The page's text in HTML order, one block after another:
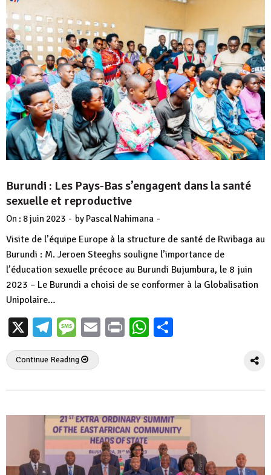
Burundi : Les Pays-Bas s’engagent dans la santé
sexuelle et reproductive
On : 8 juin 2023 - by Pascal Nahimana -
Visite de l’équipe Europe à la structure de santé de Rwibaga au
Burundi : M. Jeroen Steeghs souligne l’importance de
l’éducation sexuelle précoce au Burundi Bujumbura, le 8 juin
2023 – Le Burundi a choisi de se conformer à la Globalisation
Unipolaire…
X Telegram
Message
EmailPrintWhatsApp
Continue Reading